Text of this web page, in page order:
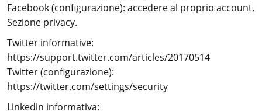
Facebook (configurazione): accedere al proprio account.
Sezione privacy.
Twitter informative:
https://support.twitter.com/articles/20170514
Twitter (configurazione):
https://twitter.com/settings/security
Linkedin informativa: